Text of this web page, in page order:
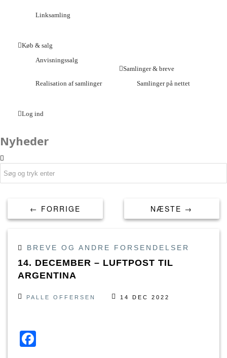
Linksamling
Køb & salg
Anvisningssalg
Realisation af samlinger
Samlinger & breve
Samlinger på nettet
Log ind
Nyheder
← FORRIGE NÆSTE →
BREVE OG ANDRE FORSENDELSER
14. DECEMBER – LUFTPOST TIL
ARGENTINA
PALLE OFFERSEN 14 DEC 2022